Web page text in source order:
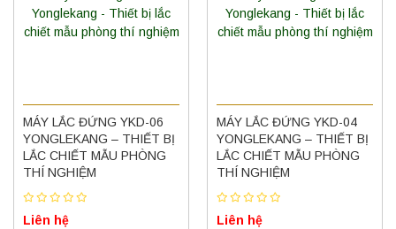
MÁY LẮC ĐỨNG YKD-06
YONGLEKANG – THIẾT BỊ
LẮC CHIẾT MẪU PHÒNG
THÍ NGHIỆM
Liên hệ
MÁY LẮC ĐỨNG YKD-04
YONGLEKANG – THIẾT BỊ
LẮC CHIẾT MẪU PHÒNG
THÍ NGHIỆM
Liên hệ